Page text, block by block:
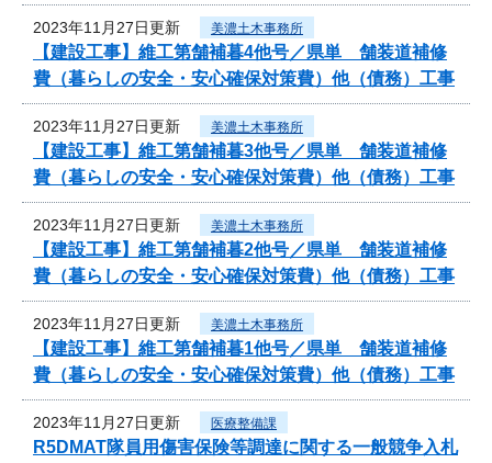
2023年11月27日更新 美濃土木事務所
【建設工事】維工第舗補暮4他号／県単 舗装道補修
費（暮らしの安全・安心確保対策費）他（債務）工事
2023年11月27日更新 美濃土木事務所
【建設工事】維工第舗補暮3他号／県単 舗装道補修
費（暮らしの安全・安心確保対策費）他（債務）工事
2023年11月27日更新 美濃土木事務所
【建設工事】維工第舗補暮2他号／県単 舗装道補修
費（暮らしの安全・安心確保対策費）他（債務）工事
2023年11月27日更新 美濃土木事務所
【建設工事】維工第舗補暮1他号／県単 舗装道補修
費（暮らしの安全・安心確保対策費）他（債務）工事
2023年11月27日更新 医療整備課
R5DMAT隊員用傷害保険等調達に関する一般競争入札